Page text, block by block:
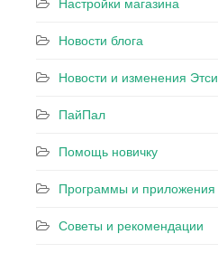
Новости блога
Новости и изменения Этси
ПайПал
Помощь новичку
Программы и приложения
Советы и рекомендации